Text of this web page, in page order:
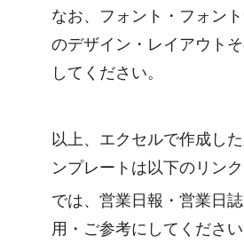
なお、フォント・フォン
のデザイン・レイアウト
してください。
以上、エクセルで作成し
ンプレートは以下のリン
では、営業日報・営業日
用・ご参考にしてください